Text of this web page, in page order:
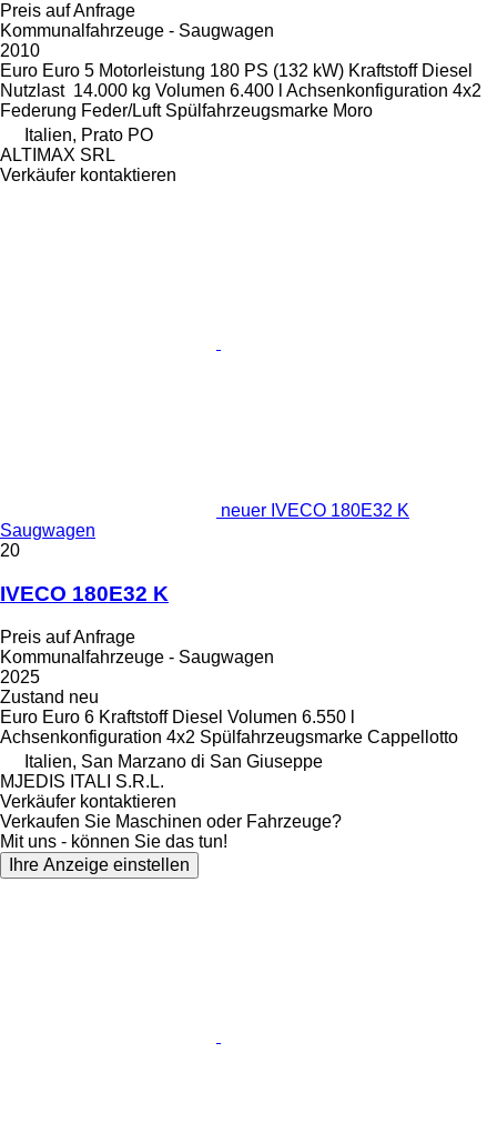
Preis auf Anfrage
Kommunalfahrzeuge - Saugwagen
2010
Euro Euro 5 Motorleistung 180 PS (132 kW) Kraftstoff Diesel
Nutzlast 14.000 kg Volumen 6.400 l Achsenkonfiguration 4x2
Federung Feder/Luft Spülfahrzeugsmarke Moro
Italien, Prato PO
ALTIMAX SRL
Verkäufer kontaktieren
neuer IVECO 180E32 K
Saugwagen
20
IVECO 180E32 K
Preis auf Anfrage
Kommunalfahrzeuge - Saugwagen
2025
Zustand neu
Euro Euro 6 Kraftstoff Diesel Volumen 6.550 l
Achsenkonfiguration 4x2 Spülfahrzeugsmarke Cappellotto
Italien, San Marzano di San Giuseppe
MJEDIS ITALI S.R.L.
Verkäufer kontaktieren
Verkaufen Sie Maschinen oder Fahrzeuge?
Mit uns - können Sie das tun!
Ihre Anzeige einstellen